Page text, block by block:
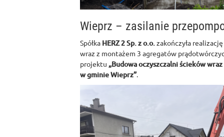
Wieprz – zasilanie
Spółka HERZ 2 Sp. z o.o.zakończyła
wraz z montażem 3 agregatów
projektu „Budowa oczyszczalni ścieków
w gminie Wieprz”.